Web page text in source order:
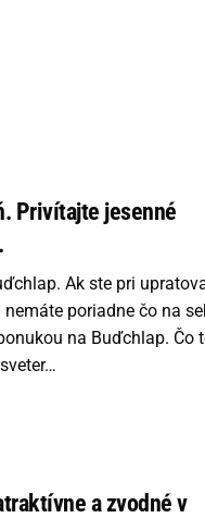
Privítajte jesenné
Ak ste pri
poriadne čo na
na Buďchlap. Čo
a zvodné v